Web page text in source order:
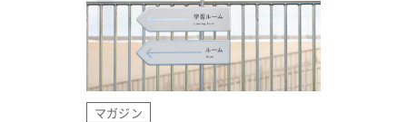
マガジン